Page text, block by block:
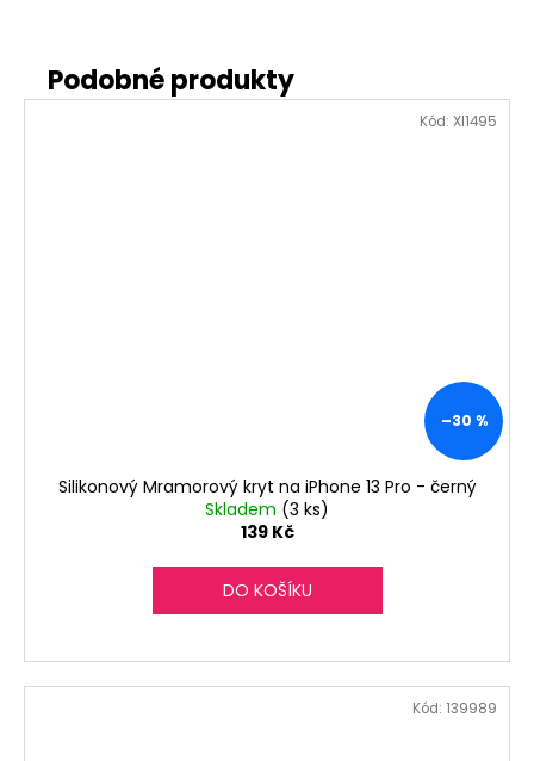
–30 %
Silikonový Mramorový kryt na iPhone 13 Pro - černý
Skladem (3 ks)
139 Kč
DO KOŠÍKU
Kód: XI1495
Kód: 139989